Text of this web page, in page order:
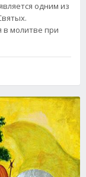
одним из
молитве при